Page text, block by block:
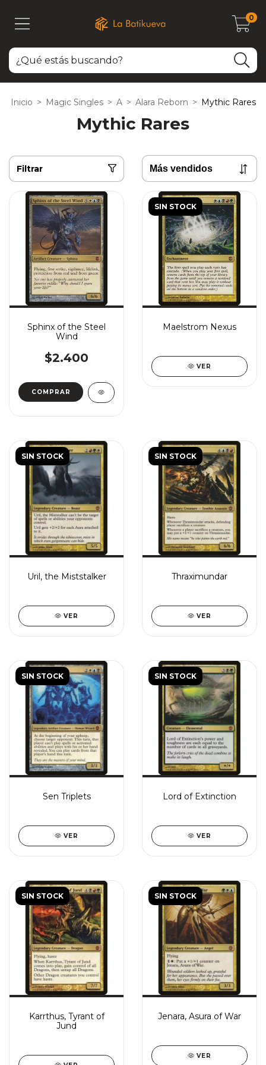
0
Inicio > Magic Singles > A > Alara Reborn > Mythic Rares
Mythic Rares
Filtrar
Sphinx of the Steel
Wind
$2.400
COMPRAR
SIN STOCK
Maelstrom Nexus
VER
SIN STOCK
Uril, the Miststalker
VER
SIN STOCK
Thraximundar
VER
SIN STOCK
Sen Triplets
VER
SIN STOCK
Lord of Extinction
VER
SIN STOCK
Karrthus, Tyrant of
Jund
SIN STOCK
Jenara, Asura of War
VER